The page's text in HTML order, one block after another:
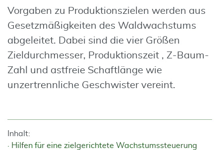
Vorgaben zu Produktionszielen werden aus
Gesetzmäßigkeiten des Waldwachstums
abgeleitet. Dabei sind die vier Größen
Zieldurchmesser, Produktionszeit , Z-Baum-
Zahl und astfreie Schaftlänge wie
unzertrennliche Geschwister vereint.
Inhalt:
Hilfen für eine zielgerichtete Wachstumssteuerung